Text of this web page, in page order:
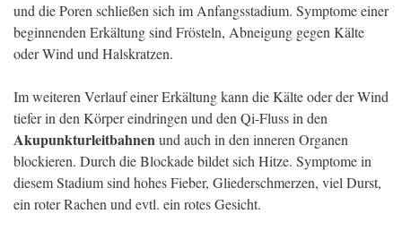
und die Poren schließen sich im Anfangsstadium. Symptome einer
beginnenden Erkältung sind Frösteln, Abneigung gegen Kälte
oder Wind und Halskratzen.
Im weiteren Verlauf einer Erkältung kann die Kälte oder der Wind
tiefer in den Körper eindringen und den Qi-Fluss in den
Akupunkturleitbahnenund auch in den inneren Organen
blockieren. Durch die Blockade bildet sich Hitze. Symptome in
diesem Stadium sind hohes Fieber, Gliederschmerzen, viel Durst,
ein roter Rachen und evtl. ein rotes Gesicht.